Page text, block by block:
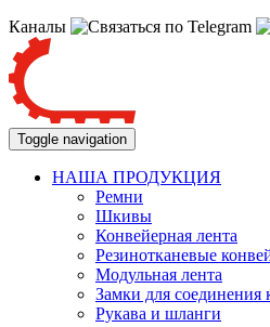
Каналы
Toggle navigation
НАША ПРОДУКЦИЯ
Ремни
Шкивы
Конвейерная лента
Резинотканевые
Модульная лента
Замки для соединения
Рукава и шланги